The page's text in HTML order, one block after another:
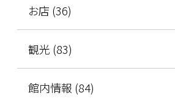
お店 (36)
観光 (83)
館内情報 (84)